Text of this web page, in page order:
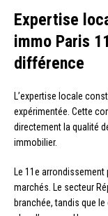
Expertise
immo Paris
différence
L’expertise locale
expérimentée. Cette
directement la qualité
immobilier.
Le 11e
marchés. Le secteur
branchée, tandis que